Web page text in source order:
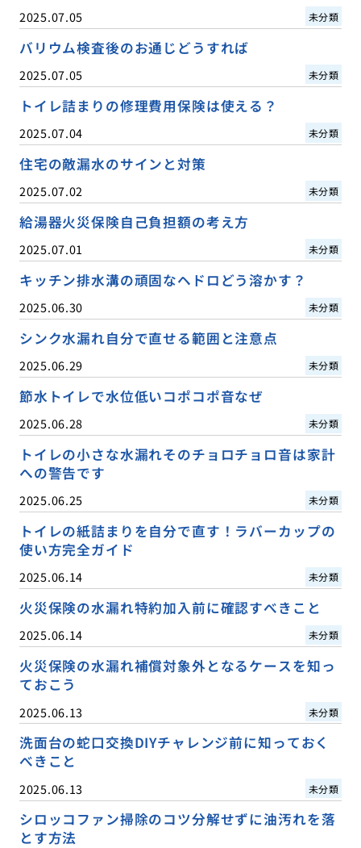
2025.07.05 未分類
バリウム検査後のお通じどうすれば
2025.07.05 未分類
トイレ詰まりの修理費用保険は使える？
2025.07.04 未分類
住宅の敵漏水のサインと対策
2025.07.02 未分類
給湯器火災保険自己負担額の考え方
2025.07.01 未分類
キッチン排水溝の頑固なヘドロどう溶かす？
2025.06.30 未分類
シンク水漏れ自分で直せる範囲と注意点
2025.06.29 未分類
節水トイレで水位低いコポコポ音なぜ
2025.06.28 未分類
トイレの小さな水漏れそのチョロチョロ音は家計
への警告です
2025.06.25 未分類
トイレの紙詰まりを自分で直す！ラバーカップの
使い方完全ガイド
2025.06.14 未分類
火災保険の水漏れ特約加入前に確認すべきこと
2025.06.14 未分類
火災保険の水漏れ補償対象外となるケースを知っ
ておこう
2025.06.13 未分類
洗面台の蛇口交換DIYチャレンジ前に知っておく
べきこと
2025.06.13 未分類
シロッコファン掃除のコツ分解せずに油汚れを落
とす方法